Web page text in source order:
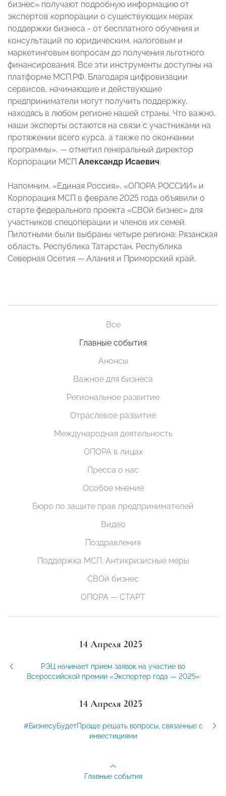
бизнес» получают подробную информацию от
экспертов корпорации о существующих мерах
поддержки бизнеса - от бесплатного обучения и
консультаций по юридическим, налоговым и
маркетинговым вопросам до получения льготного
финансирования. Все эти инструменты доступны на
платформе МСП.РФ. Благодаря цифровизации
сервисов, начинающие и действующие
предприниматели могут получить поддержку,
находясь в любом регионе нашей страны. Что важно,
наши эксперты остаются на связи с участниками на
протяжении всего курса, а также по окончании
программы», — отметил генеральный директор
Корпорации МСП Александр Исаевич.
Напомним, «Единая Россия», «ОПОРА РОССИИ» и
Корпорация МСП в феврале 2025 года объявили о
старте федерального проекта «СВОй бизнес» для
участников спецоперации и членов их семей.
Пилотными были выбраны четыре региона: Рязанская
область, Республика Татарстан, Республика
Северная Осетия — Алания и Приморский край.
Все
Главные события
Анонсы
Важное для бизнеса
Региональное развитие
Отраслевое развитие
Международная деятельность
ОПОРА в лицах
Пресса о нас
Особое мнение
Бюро по защите прав предпринимателей
Видео
Поздравления
Поддержка МСП. Антикризисные меры
СВОй бизнес
ОПОРА — СТАРТ
14 Апреля 2025
РЭЦ начинает прием заявок на участие во
Всероссийской премии «Экспортер года — 2025»
14 Апреля 2025
#БизнесуБудетПроще решать вопросы, связанные с
инвестициями
Главные события